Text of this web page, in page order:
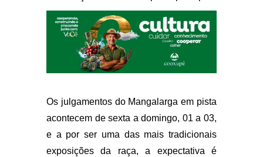
Os julgamentos do Mangalarga em pista
acontecem de sexta a domingo, 01 a 03,
e a por ser uma das mais tradicionais
exposições da raça, a expectativa é